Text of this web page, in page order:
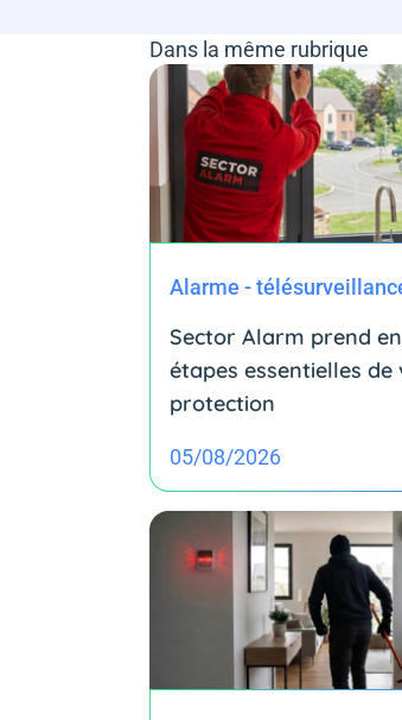
Dans la même rubrique
Alarme -
Sector Alarm prend
étapes essentielles de
protection
05/08/2026